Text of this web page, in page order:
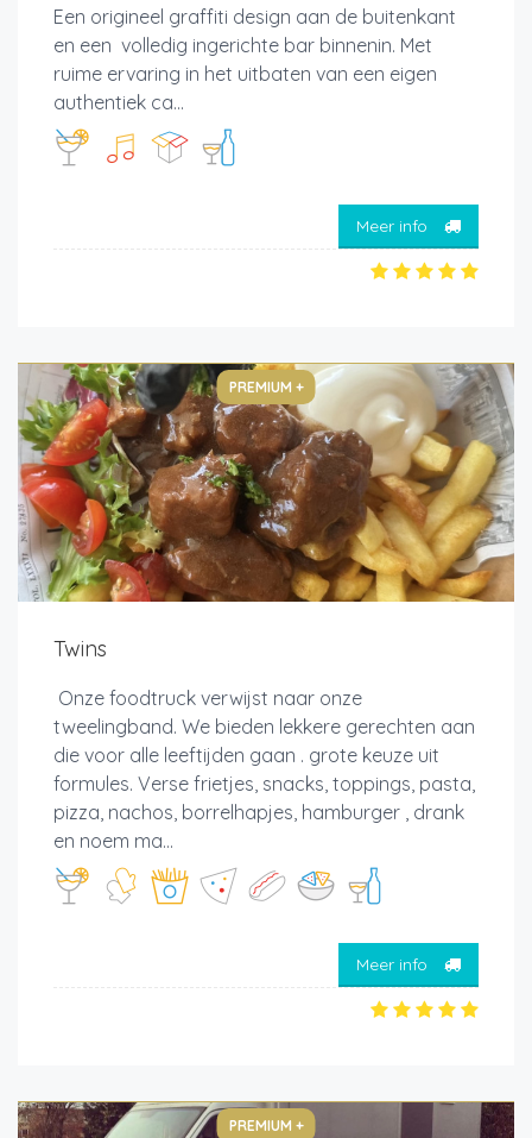
Een origineel graffiti design aan de buitenkant
en een volledig ingerichte bar binnenin. Met
ruime ervaring in het uitbaten van een eigen
authentiek ca...
Meer info
PREMIUM +
Twins
Onze foodtruck verwijst naar onze
tweelingband. We bieden lekkere gerechten aan
die voor alle leeftijden gaan . grote keuze uit
formules. Verse frietjes, snacks, toppings, pasta,
pizza, nachos, borrelhapjes, hamburger , drank
en noem ma...
Meer info
PREMIUM +